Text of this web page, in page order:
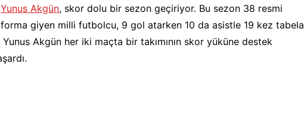
Yunus Akgün, skor dolu bir sezon geçiriyor. Bu sezon 38 resmi
giyen milli futbolcu, 9 gol atarken 10 da asistle 19 kez tabela
Yunus Akgün her iki maçta bir takımının skor yüküne destek